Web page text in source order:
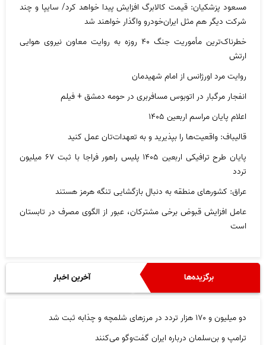
مسعود پزشکیان: قیمت کالابرگ افزایش پیدا خواهد کرد/ سایپا و چند
شرکت دیگر هم مثل ایران‌خودرو واگذار خواهند شد
خطرناک‌ترین مأموریت جنگ ۴۰ روزه به روایت معاون نیروی هوایی
ارتش
روایت مرد اورژانس از امام شهیدمان
انفجار مرگبار در اتوبوس مسافربری در حومه دمشق + فیلم
اعلام پایان مراسم اربعین ۱۴۰۵
قالیباف: واقعیت‌ها را بپذیرید و به تعهدات‌تان عمل کنید
پایان طرح ترافیکی اربعین ۱۴۰۵ پلیس راهور فراجا با ثبت ۶۷ میلیون
تردد
عراق: کشور‌های منطقه به دنبال بازگشایی تنگه هرمز هستند
عامل افزایش قبوض برخی مشترکان، عبور از الگوی مصرف در تابستان
است
برگزیده‌ها آخرین اخبار
دو میلیون و ۱۷۰ هزار تردد در مرزهای شلمچه و چذابه ثبت شد
ترامپ و بن‌سلمان درباره ایران گفت‌و‌گو می‌کنند